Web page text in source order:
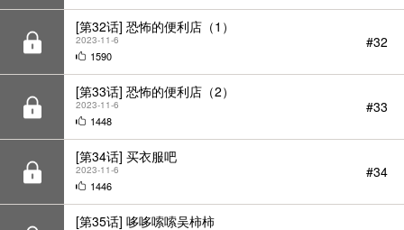
[第32话] 恐怖的便利店（1）
2023-11-6
1590
[第33话] 恐怖的便利店（2）
2023-11-6
1448
1446
[第35话] 哆哆嗦嗦吴柿柿
2023-11-6
1426
#35